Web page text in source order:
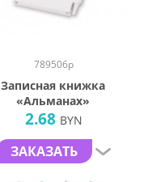
789506p
Записная книжка
«Альманах»
2.68 BYN
ЗАКАЗАТЬ